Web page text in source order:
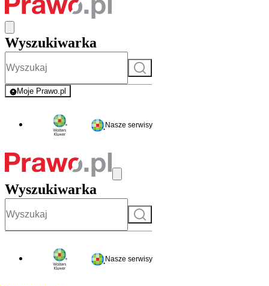
Wyszukiwarka
Szukaj
Moje Prawo.pl
- rejestracja i logowanie do serwisu
Nasze serwisy
Wyszukiwarka
Szukaj
Nasze serwisy